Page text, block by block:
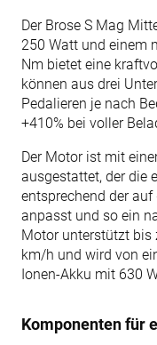
Der Brose S Mag
250 Watt und einem
Nm bietet eine
können aus drei
Pedalieren je nach
+410% bei voller
Der Motor ist mit
ausgestattet, der die
entsprechend der
anpasst und so ein
Motor unterstützt bis
km/h und wird von
Ionen-Akku mit 630
Komponenten für